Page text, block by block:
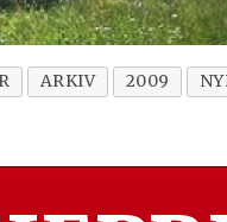
ARKIV 2009